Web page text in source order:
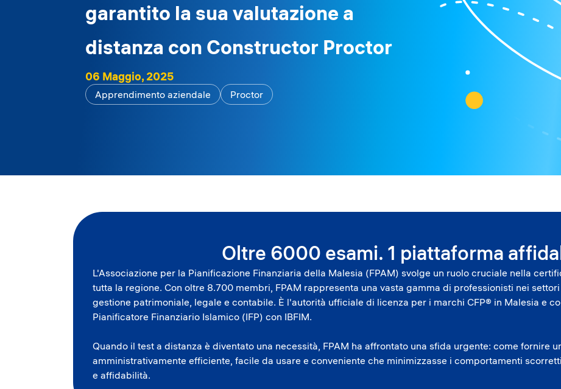
garantito la sua valutazione a
distanza con Constructor Proctor
06 Maggio, 2025
Apprendimento aziendale Proctor
Oltre 6000 esami. 1 piattaforma
L'Associazione per la Pianificazione Finanziaria della Malesia (FPAM) svolge un ruolo cruciale nella
tutta la regione. Con oltre 8.700 membri, FPAM rappresenta una vasta gamma di professionisti nei
gestione patrimoniale, legale e contabile. È l'autorità ufficiale di licenza per i marchi CFP® in Malesia e
Pianificatore Finanziario Islamico (IFP) con IBFIM.
Quando il test a distanza è diventato una necessità, FPAM ha affrontato una sfida urgente: come fornire
amministrativamente efficiente, facile da usare e conveniente che minimizzasse i comportamenti
e affidabilità.